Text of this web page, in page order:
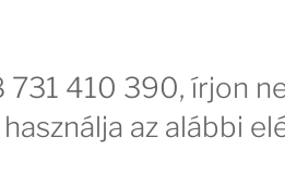
410 390, írjon
az alábbi